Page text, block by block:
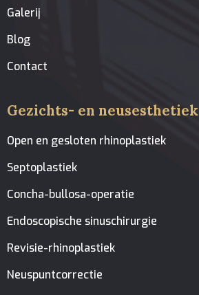
Galerij
Blog
Contact
Gezichts- en neusesthetiek
Open en gesloten rhinoplastiek
Septoplastiek
Concha-bullosa-operatie
Endoscopische sinuschirurgie
Revisie-rhinoplastiek
Neuspuntcorrectie